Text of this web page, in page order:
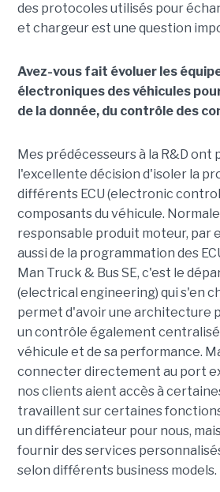
des protocoles utilisés pour
et chargeur est une question
Avez-vous fait évoluer les
électroniques des véhicules
de la donnée, du contrôle des
Mes prédécesseurs à la R&D ont
l'excellente décision d'isoler la
différents ECU (electronic
composants du véhicule.
responsable produit moteur, par
aussi de la programmation des
Man Truck & Bus SE, c'est le
(electrical engineering) qui s'en
permet d'avoir une architecture
un contrôle également centralisé
véhicule et de sa performance.
connecter directement au port
nos clients aient accès à
travaillent sur certaines
un différenciateur pour nous,
fournir des services
selon différents business models.